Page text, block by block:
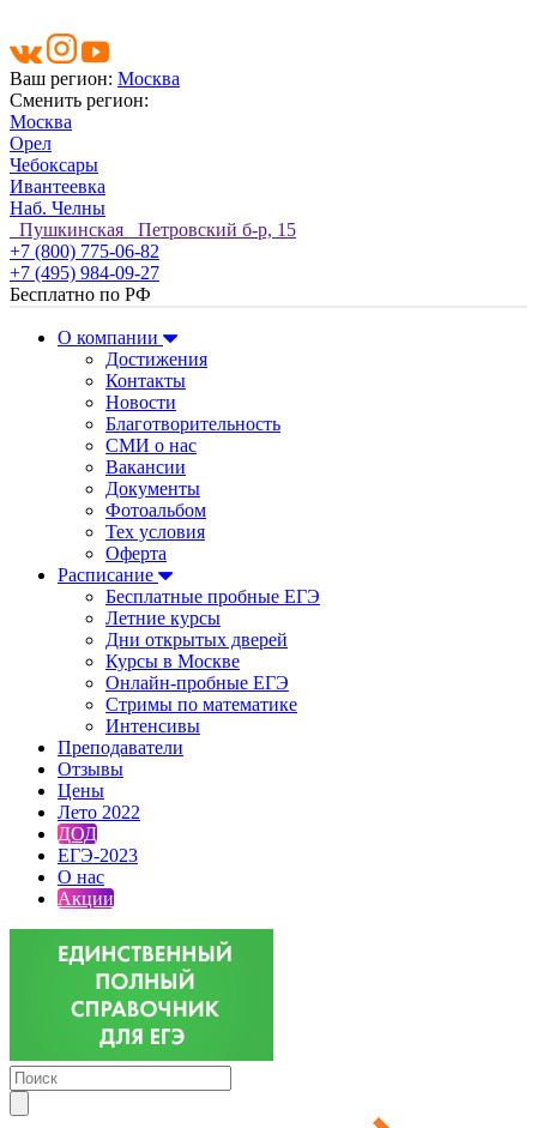
Ваш регион: Москва
Сменить регион:
Москва
Орел
Чебоксары
Ивантеевка
Наб. Челны
Пушкинская Петровский б-р, 15
+7 (800) 775-06-82
+7 (495) 984-09-27
Бесплатно по РФ
О компании
Достижения
Контакты
Новости
Благотворительность
СМИ о нас
Вакансии
Документы
Фотоальбом
Тех условия
Оферта
Расписание
Бесплатные пробные ЕГЭ
Летние курсы
Дни открытых дверей
Курсы в Москве
Онлайн-пробные ЕГЭ
Стримы по математике
Интенсивы
Преподаватели
Отзывы
Цены
Лето 2022
ДОД
ЕГЭ-2023
О нас
Акции